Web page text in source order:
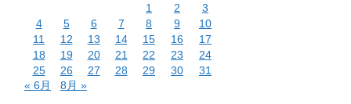
1
2
3
4
5 6 7 8 9
10
11
12 13 14 15 16
17
18
19 20 21 22 23
24
25
26 27 28 29 30
31
« 6月
8月 »